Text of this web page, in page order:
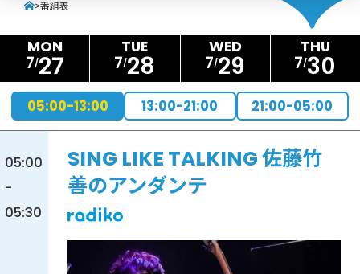
>番組表
7 27 7 28 7 29 7 30
05:00-13:00 13:00-21:00 21:00-05:00
05:00
-
05:30
SING LIKE TALKING 佐藤竹
善のアンダンテ